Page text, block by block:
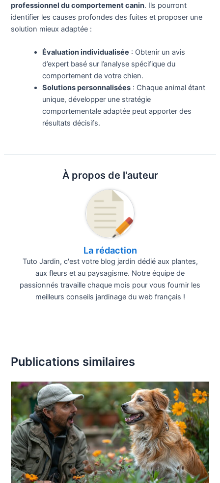
professionnel du comportement canin. Ils pourront
identifier les causes profondes des fuites et proposer une
solution mieux adaptée :
Évaluation individualisée : Obtenir un avis
d’expert basé sur l’analyse spécifique du
comportement de votre chien.
Solutions personnalisées : Chaque animal étant
unique, développer une stratégie
comportementale adaptée peut apporter des
résultats décisifs.
À propos de l'auteur
La rédaction
Tuto Jardin, c'est votre blog jardin dédié aux plantes,
aux fleurs et au paysagisme. Notre équipe de
passionnés travaille chaque mois pour vous fournir les
meilleurs conseils jardinage du web français !
Publications similaires